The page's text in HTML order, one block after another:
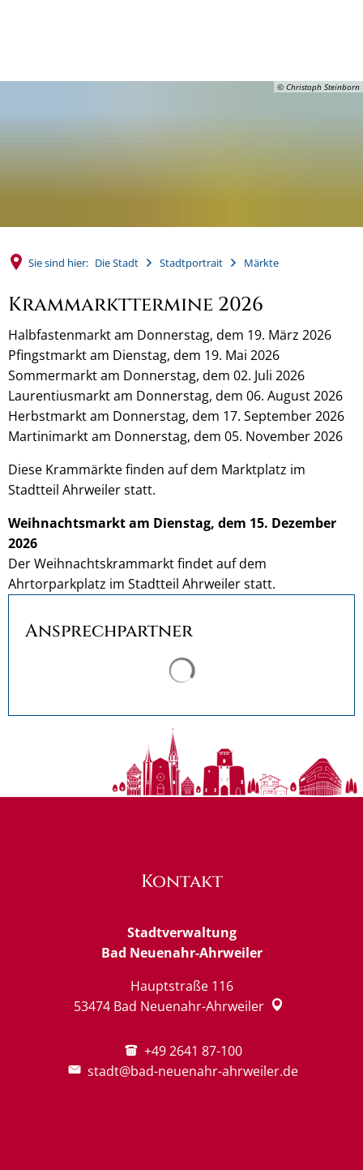
© Christoph Steinborn
Sie sind hier: Die Stadt Stadtportrait Märkte
Krammarkttermine 2026
Halbfastenmarkt am Donnerstag, dem 19. März 2026
Pfingstmarkt am Dienstag, dem 19. Mai 2026
Sommermarkt am Donnerstag, dem 02. Juli 2026
Laurentiusmarkt am Donnerstag, dem 06. August 2026
Herbstmarkt am Donnerstag, dem 17. September 2026
Martinimarkt am Donnerstag, dem 05. November 2026
Diese Krammärkte finden auf dem Marktplatz im
Stadtteil Ahrweiler statt.
Weihnachtsmarkt am Dienstag, dem 15. Dezember
2026
Der Weihnachtskrammarkt findet auf dem
Ahrtorparkplatz im Stadtteil Ahrweiler statt.
Ansprechpartner
Kontakt
Stadtverwaltung
Bad Neuenahr-Ahrweiler
Hauptstraße 116
53474 Bad Neuenahr-Ahrweiler
+49 2641 87-100
stadt@bad-neuenahr-ahrweiler.de